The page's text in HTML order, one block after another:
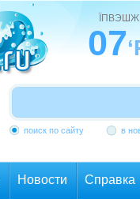
07
поиск по сайту в
Новости Справка